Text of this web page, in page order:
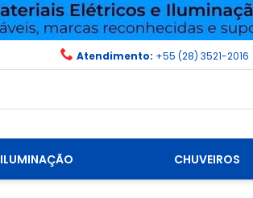
Atendimento: +55 (28) 3521-2016
ILUMINAÇÃO CHUVEIROS